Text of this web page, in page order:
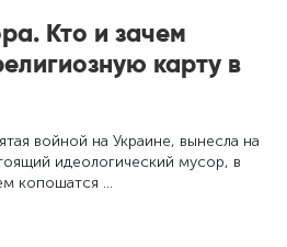
Кто и зачем
карту в
войной на Украине, вынесла на
идеологический мусор, в
копошатся …